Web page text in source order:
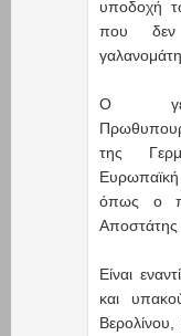
υποδοχή
που δεν
Ο
της
Ευρωπαϊκή
όπως ο
Αποστάτης
Είναι
και